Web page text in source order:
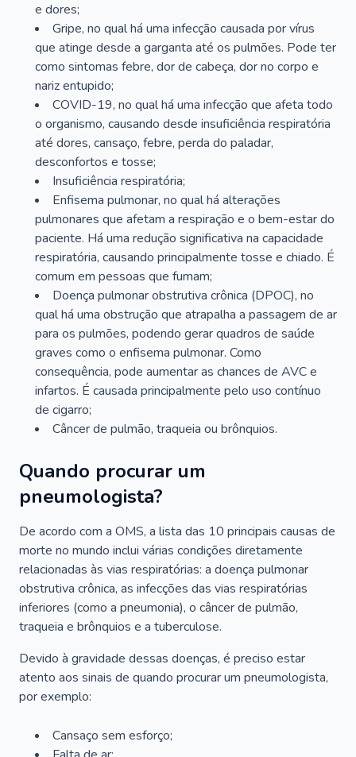
e dores;
Gripe, no qual há uma infecção causada por vírus
que atinge desde a garganta até os pulmões. Pode ter
como sintomas febre, dor de cabeça, dor no corpo e
nariz entupido;
COVID-19, no qual há uma infecção que afeta todo
o organismo, causando desde insuficiência respiratória
até dores, cansaço, febre, perda do paladar,
desconfortos e tosse;
Insuficiência respiratória;
Enfisema pulmonar, no qual há alterações
pulmonares que afetam a respiração e o bem-estar do
paciente. Há uma redução significativa na capacidade
respiratória, causando principalmente tosse e chiado. É
comum em pessoas que fumam;
Doença pulmonar obstrutiva crônica (DPOC), no
qual há uma obstrução que atrapalha a passagem de ar
para os pulmões, podendo gerar quadros de saúde
graves como o enfisema pulmonar. Como
consequência, pode aumentar as chances de AVC e
infartos. É causada principalmente pelo uso contínuo
de cigarro;
Câncer de pulmão, traqueia ou brônquios.
Quando procurar um
pneumologista?
De acordo com a OMS, a lista das 10 principais causas de
morte no mundo inclui várias condições diretamente
relacionadas às vias respiratórias: a doença pulmonar
obstrutiva crônica, as infecções das vias respiratórias
inferiores (como a pneumonia), o câncer de pulmão,
traqueia e brônquios e a tuberculose.
Devido à gravidade dessas doenças, é preciso estar
atento aos sinais de quando procurar um pneumologista,
por exemplo:
Cansaço sem esforço;